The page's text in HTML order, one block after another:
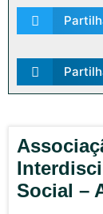
Social –